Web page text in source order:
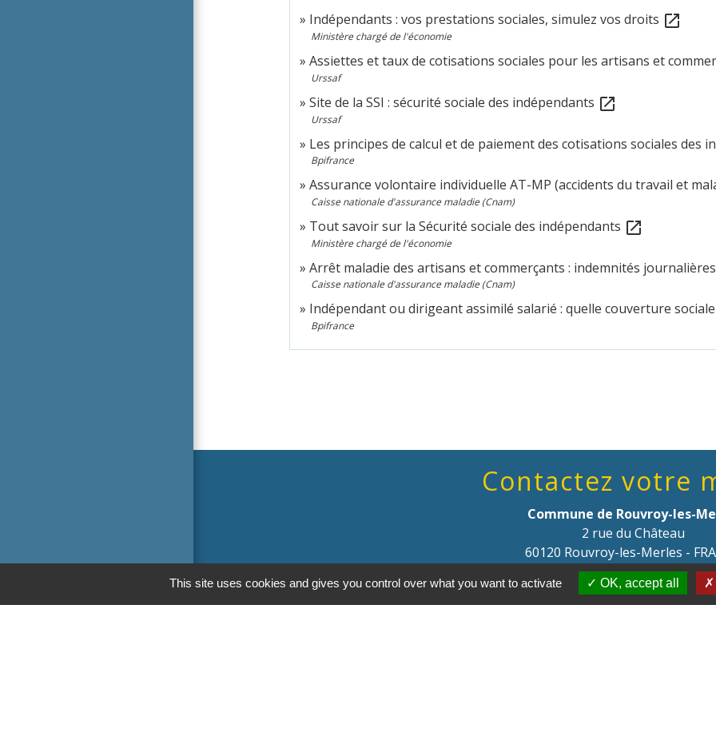
Indépendants : vos prestations sociales, simulez vos droits open_in_new
Ministère chargé de l'économie
Assiettes et taux de cotisations sociales pour les artisans et
Urssaf
Site de la SSI : sécurité sociale des indépendants open_in_new
Urssaf
Les principes de calcul et de paiement des cotisations sociales des
Bpifrance
Assurance volontaire individuelle AT-MP (accidents du travail et
Caisse nationale d'assurance maladie (Cnam)
Tout savoir sur la Sécurité sociale des indépendants open_in_new
Ministère chargé de l'économie
Arrêt maladie des artisans et commerçants : indemnités journalières
Caisse nationale d'assurance maladie (Cnam)
Indépendant ou dirigeant assimilé salarié : quelle couverture sociale
Bpifrance
Contactez votre
Commune de Rouvroy-les-
2 rue du Château
60120 Rouvroy-les-Merles -
+33 3 44 51 40 05
Contact par formulaire
This site uses cookies and gives you control over what you want to activate OK, accept all